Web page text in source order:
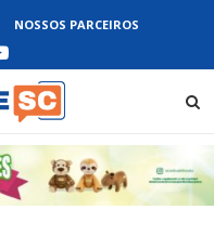
NOSSOS PARCEIROS